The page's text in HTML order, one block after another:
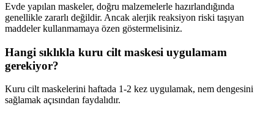
Evde yapılan maskeler, doğru malzemelerle hazırlandığında
genellikle zararlı değildir. Ancak alerjik reaksiyon riski taşıyan
maddeler kullanmamaya özen göstermelisiniz.
Hangi sıklıkla kuru cilt maskesi uygulamam
gerekiyor?
Kuru cilt maskelerini haftada 1-2 kez uygulamak, nem dengesini
sağlamak açısından faydalıdır.